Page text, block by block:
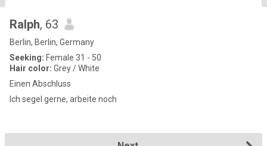
Ralph, 63
Berlin, Berlin, Germany
Seeking: Female 31 - 50
Hair color: Grey / White
Einen Abschluss
Ich segel gerne, arbeite noch